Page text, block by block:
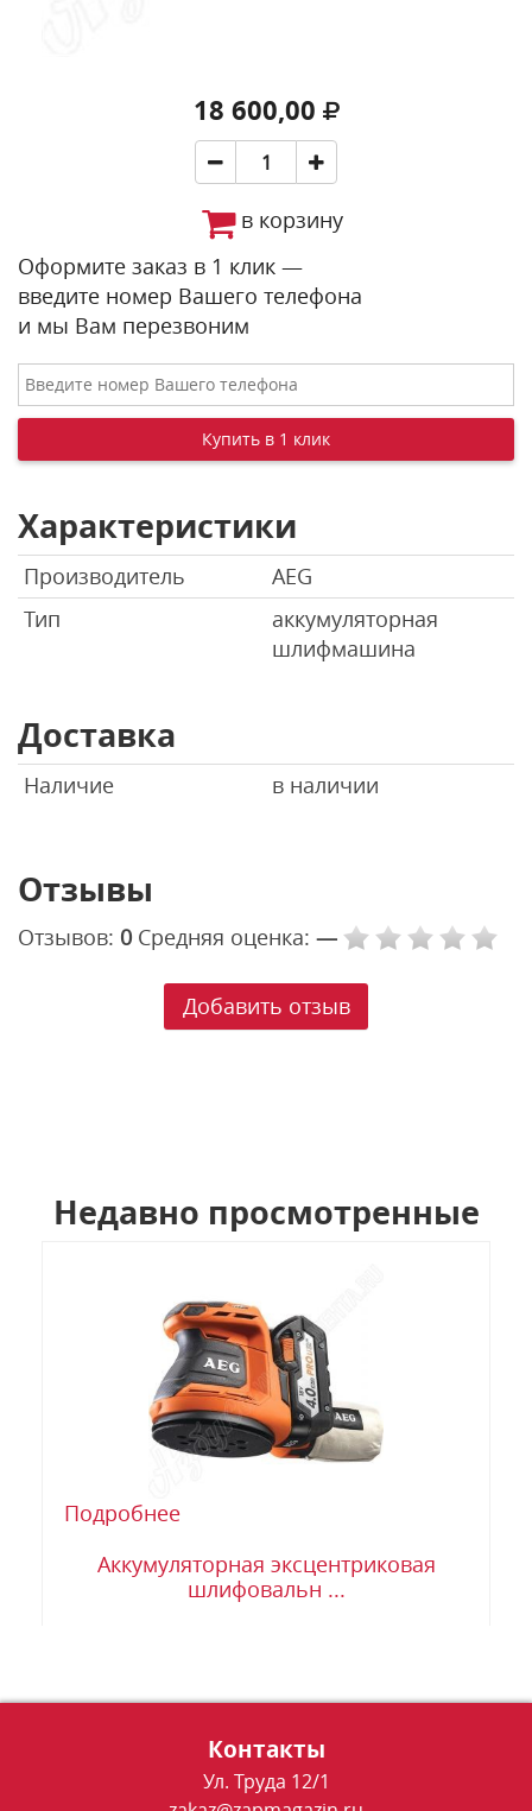
18 600,00
в корзину
Оформите заказ в 1 клик —
введите номер Вашего телефона
и мы Вам перезвоним
Характеристики
Производитель
AEG
Тип
аккумуляторная
шлифмашина
Доставка
Наличие в наличии
Отзывы
Отзывов: 0 Средняя оценка: —
Добавить отзыв
Недавно просмотренные
Подробнее
Аккумуляторная эксцентриковая
шлифовальн ...
Контакты
Ул. Труда 12/1